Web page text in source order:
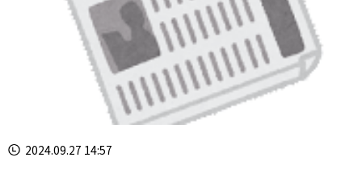
2024.09.27 14:57